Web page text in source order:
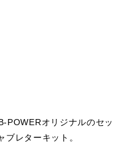
POWERオリジナルのセッ
レターキット。